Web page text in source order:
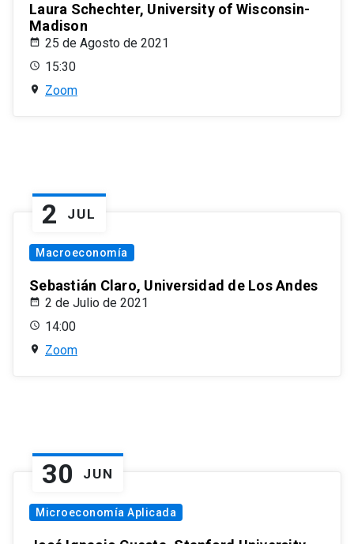
Laura Schechter, University of Wisconsin-
Madison
25 de Agosto de 2021
15:30
Zoom
2 JUL
Macroeconomía
Sebastián Claro, Universidad de Los Andes
2 de Julio de 2021
14:00
Zoom
30 JUN
Microeconomía Aplicada